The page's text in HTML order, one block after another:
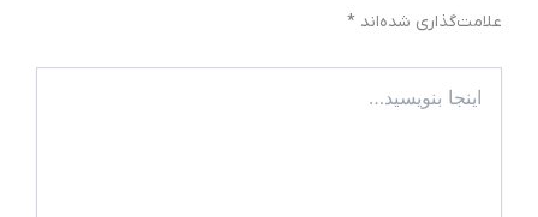
علامت‌گذاری شده‌اند *
بنویسید…